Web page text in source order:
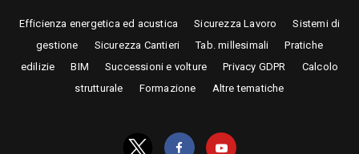
Efficienza energetica ed acustica Sicurezza Lavoro
Sistemi di
gestione
Sicurezza Cantieri Tab. millesimali
Pratiche
edilizie
BIM Successioni e volture Privacy GDPR
Calcolo
strutturale
Formazione Altre tematiche